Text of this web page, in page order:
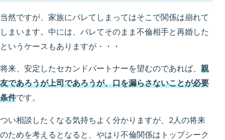
当然ですが、家族にバレてしまってはそこで関係は崩れて
しまいます。中には、バレてそのまま不倫相手と再婚した
というケースもありますが・・・
将来、安定したセカンドパートナーを望むのであれば、 親
友であろうが上司であろうが、口を漏らさないことが必要
条件です。
つい相談したくなる気持ちよく分かりますが、2人の将来
のためを考えるとなると、やはり不倫関係はトップシーク